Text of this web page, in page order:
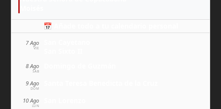
📅 Añade todo a tu calendario personal
7 Ago
VIE
8 Ago
SÁB
9 Ago
DOM
10 Ago
LUN